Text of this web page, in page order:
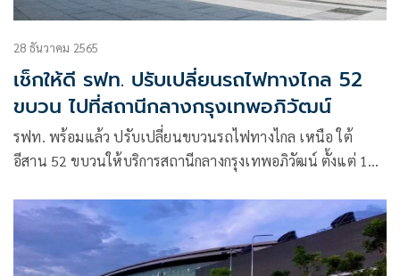
28 ธันวาคม 2565
เช็กให้ดี รฟท. ปรับเปลี่ยนรถไฟทางไกล 52
ขบวน ไปที่สถานีกลางกรุงเทพอภิวัฒน์
รฟท. พร้อมแล้ว ปรับเปลี่ยนขบวนรถไฟทางไกล เหนือ ใต้
อีสาน 52 ขบวนให้บริการสถานีกลางกรุงเทพอภิวัฒน์ ตั้งแต่ 19
ขบวนรถนำเที่ยวทุกสายยังคงให้บริการที่สถานีหัวลำโพงเหมือน
เดิม